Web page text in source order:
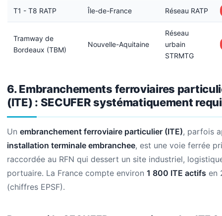
T1 - T8 RATP Île-de-France Réseau RATP
Tramway de
Bordeaux (TBM)
Nouvelle-Aquitaine
Réseau
urbain
STRMTG
6. Embranchements ferroviaires
(ITE) : SECUFER systématiquement
Un embranchement ferroviaire particulier (ITE), parfois
installation terminale embranchee, est une voie ferrée
raccordée au RFN qui dessert un site industriel,
portuaire. La France compte environ 1 800 ITE actifs en
(chiffres EPSF).